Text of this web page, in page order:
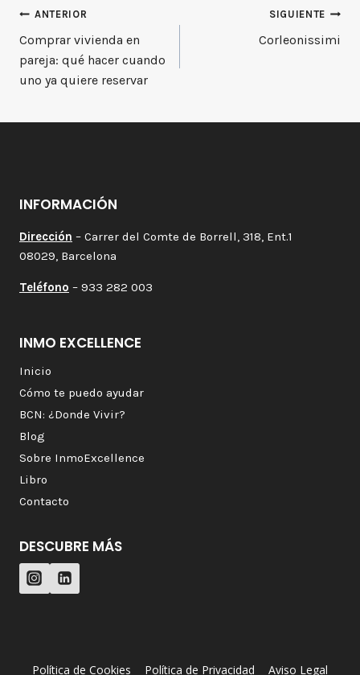
Navegación
de
entradas
ANTERIOR
Comprar vivienda en
pareja: qué hacer cuando
uno ya quiere reservar
SIGUIENTE
Corleonissimi
INFORMACIÓN
Dirección – Carrer del Comte de Borrell, 318, Ent.1
08029, Barcelona
Teléfono – 933 282 003
INMO EXCELLENCE
Inicio
Cómo te puedo ayudar
BCN: ¿Donde Vivir?
Blog
Sobre InmoExcellence
Libro
Contacto
DESCUBRE MÁS
Política de Cookies Política de Privacidad Aviso Legal